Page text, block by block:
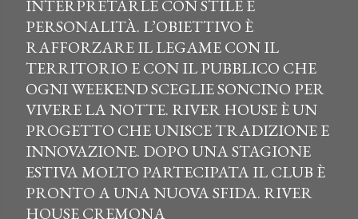
INTERPRETARLE CON STILE E
PERSONALITÀ. L’OBIETTIVO È
RAFFORZARE IL LEGAME CON IL
TERRITORIO E CON IL PUBBLICO CHE
OGNI WEEKEND SCEGLIE SONCINO PER
VIVERE LA NOTTE. RIVER HOUSE È UN
PROGETTO CHE UNISCE TRADIZIONE E
INNOVAZIONE. DOPO UNA STAGIONE
ESTIVA MOLTO PARTECIPATA IL CLUB È
PRONTO A UNA NUOVA SFIDA. RIVER
HOUSE CREMONA